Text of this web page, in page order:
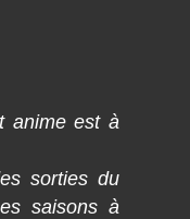
anime est à
sorties du
saisons à